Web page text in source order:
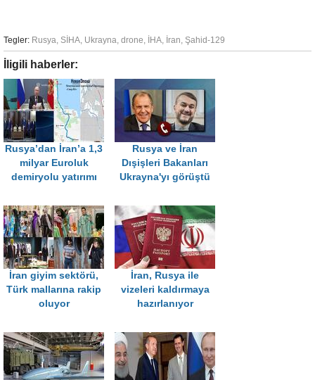
Tegler: Rusya, SİHA, Ukrayna, drone, İHA, İran, Şahid-129
İligili haberler:
Rusya’dan İran’a 1,3
milyar Euroluk
demiryolu yatırımı
Rusya ve İran
Dışişleri Bakanları
Ukrayna'yı görüştü
İran giyim sektörü,
Türk mallarına rakip
oluyor
İran, Rusya ile
vizeleri kaldırmaya
hazırlanıyor